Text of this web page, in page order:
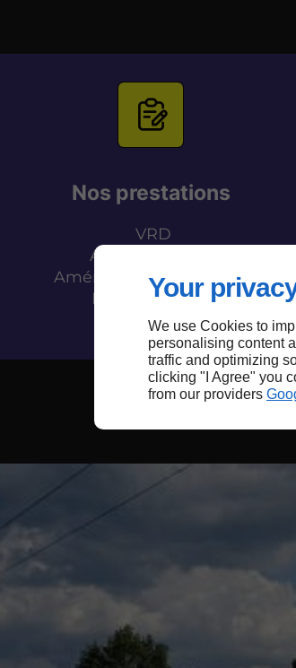
Your
We use Cookies to
personalising content
traffic and optimizing
clicking "I Agree" you
from our providers
Nos prestations
VRD
Assainissement
Aménagement extérieur
Pose d'enrobés
Pavage